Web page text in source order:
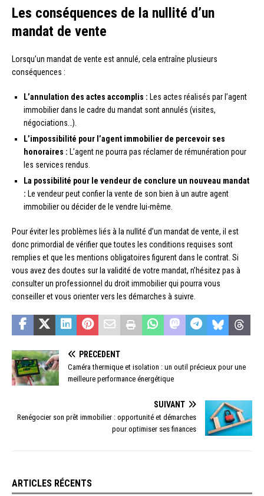
Les conséquences de la nullité d’un
mandat de vente
Lorsqu’un mandat de vente est annulé, cela entraîne plusieurs
conséquences :
L’annulation des actes accomplis : Les actes réalisés par l’agent
immobilier dans le cadre du mandat sont annulés (visites,
négociations…).
L’impossibilité pour l’agent immobilier de percevoir ses
honoraires : L’agent ne pourra pas réclamer de rémunération pour
les services rendus.
La possibilité pour le vendeur de conclure un nouveau mandat
: Le vendeur peut confier la vente de son bien à un autre agent
immobilier ou décider de le vendre lui-même.
Pour éviter les problèmes liés à la nullité d’un mandat de vente, il est
donc primordial de vérifier que toutes les conditions requises sont
remplies et que les mentions obligatoires figurent dans le contrat. Si
vous avez des doutes sur la validité de votre mandat, n’hésitez pas à
consulter un professionnel du droit immobilier qui pourra vous
conseiller et vous orienter vers les démarches à suivre.
PRÉCÉDENT
Caméra thermique et isolation : un outil précieux pour une
meilleure performance énergétique
SUIVANT
Renégocier son prêt immobilier : opportunité et démarches
pour optimiser ses finances
ARTICLES RÉCENTS